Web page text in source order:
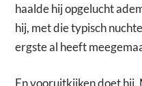
haalde hij opgelucht
hij, met die typisch
ergste al heeft
En vooruitkijken doet